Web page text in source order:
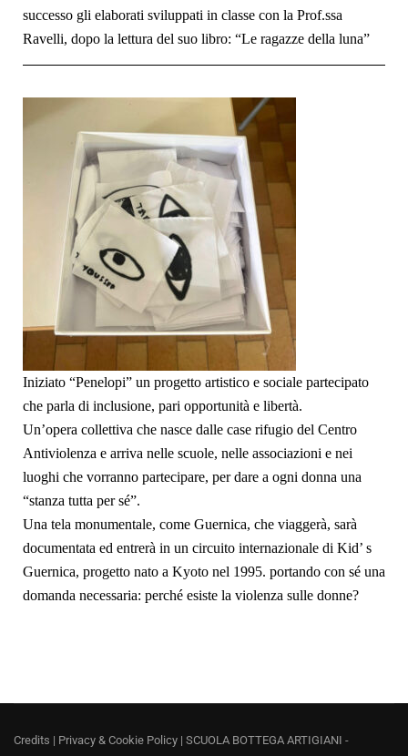
successo gli elaborati sviluppati in classe con la Prof.ssa
Ravelli, dopo la lettura del suo libro: “Le ragazze della luna”
Iniziato “Penelopi” un progetto artistico e sociale partecipato
che parla di inclusione, pari opportunità e libertà.
Un’opera collettiva che nasce dalle case rifugio del Centro
Antiviolenza e arriva nelle scuole, nelle associazioni e nei
luoghi che vorranno partecipare, per dare a ogni donna una
“stanza tutta per sé”.
Una tela monumentale, come Guernica, che viaggerà, sarà
documentata ed entrerà in un circuito internazionale di Kid’ s
Guernica, progetto nato a Kyoto nel 1995. portando con sé una
domanda necessaria: perché esiste la violenza sulle donne?
Credits | Privacy & Cookie Policy | SCUOLA BOTTEGA ARTIGIANI -